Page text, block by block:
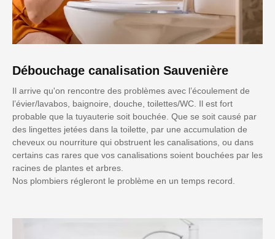
Débouchage canalisation Sauvenière
Il arrive qu'on rencontre des problèmes avec l’écoulement de
l’évier/lavabos, baignoire, douche, toilettes/WC. Il est fort
probable que la tuyauterie soit bouchée. Que se soit causé par
des lingettes jetées dans la toilette, par une accumulation de
cheveux ou nourriture qui obstruent les canalisations, ou dans
certains cas rares que vos canalisations soient bouchées par les
racines de plantes et arbres.
Nos plombiers régleront le problème en un temps record.